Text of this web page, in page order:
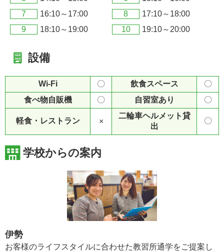
7
16:10～17:00 8
17:10～18:00
9
18:10～19:00 10 19:10～20:00
設備
Wi-Fi 〇 飲食スペース
〇
食べ物自販機
〇 自習室あり 〇
軽食・レストラン ×
二輪車ヘルメット貸
出
〇
学校からの案内
伊勢
お客様のライフスタイルに合わせた教習所通学をご提案し